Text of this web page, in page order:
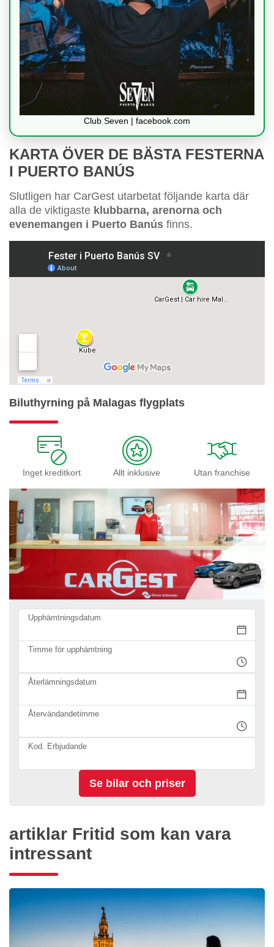
Club Seven | facebook.com
KARTA ÖVER DE BÄSTA FESTERNA
I PUERTO BANÚS
Slutligen har CarGest utarbetat följande karta där
alla de viktigaste klubbarna, arenorna och
evenemangen i Puerto Banús finns.
Biluthyrning på Malagas flygplats
Inget kreditkort Allt inklusive Utan franchise
Upphämtningsdatum
Timme för upphämtning
Återlämningsdatum
Återvändandetimme
Kod. Erbjudande
artiklar Fritid som kan vara
intressant